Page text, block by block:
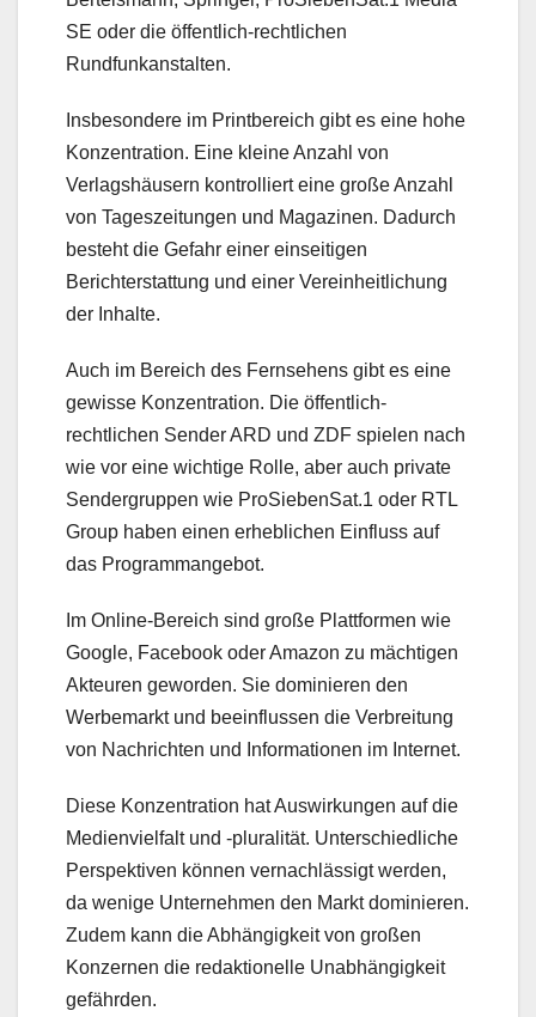
SE oder die öffentlich-rechtlichen
Rundfunkanstalten.
Insbesondere im Printbereich gibt es eine hohe
Konzentration. Eine kleine Anzahl von
Verlagshäusern kontrolliert eine große Anzahl
von Tageszeitungen und Magazinen. Dadurch
besteht die Gefahr einer einseitigen
Berichterstattung und einer Vereinheitlichung
der Inhalte.
Auch im Bereich des Fernsehens gibt es eine
gewisse Konzentration. Die öffentlich-
rechtlichen Sender ARD und ZDF spielen nach
wie vor eine wichtige Rolle, aber auch private
Sendergruppen wie ProSiebenSat.1 oder RTL
Group haben einen erheblichen Einfluss auf
das Programmangebot.
Im Online-Bereich sind große Plattformen wie
Google, Facebook oder Amazon zu mächtigen
Akteuren geworden. Sie dominieren den
Werbemarkt und beeinflussen die Verbreitung
von Nachrichten und Informationen im Internet.
Diese Konzentration hat Auswirkungen auf die
Medienvielfalt und -pluralität. Unterschiedliche
Perspektiven können vernachlässigt werden,
da wenige Unternehmen den Markt dominieren.
Zudem kann die Abhängigkeit von großen
Konzernen die redaktionelle Unabhängigkeit
gefährden.